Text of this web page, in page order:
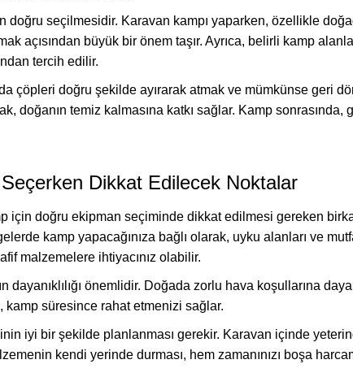
doğru seçilmesidir. Karavan kampı yaparken, özellikle
açısından büyük bir önem taşır. Ayrıca, belirli kamp
tercih edilir.
çöpleri doğru şekilde ayırarak atmak ve mümkünse geri
doğanın temiz kalmasına katkı sağlar. Kamp
Dikkat Edilecek Noktalar
için doğru ekipman seçiminde dikkat edilmesi gereken
kamp yapacağınıza bağlı olarak, uyku alanları ve
malzemelere ihtiyacınız olabilir.
dayanıklılığı önemlidir. Doğada zorlu hava koşullarına
süresince rahat etmenizi sağlar.
iyi bir şekilde planlanması gerekir. Karavan içinde
kendi yerinde durması, hem zamanınızı boşa